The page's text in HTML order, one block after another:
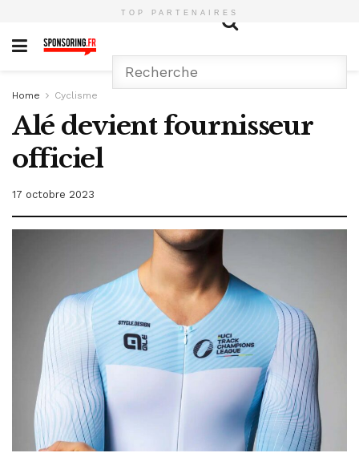
TOP PARTENAIRES
Home Cyclisme
Alé devient fournisseur
officiel
17 octobre 2023